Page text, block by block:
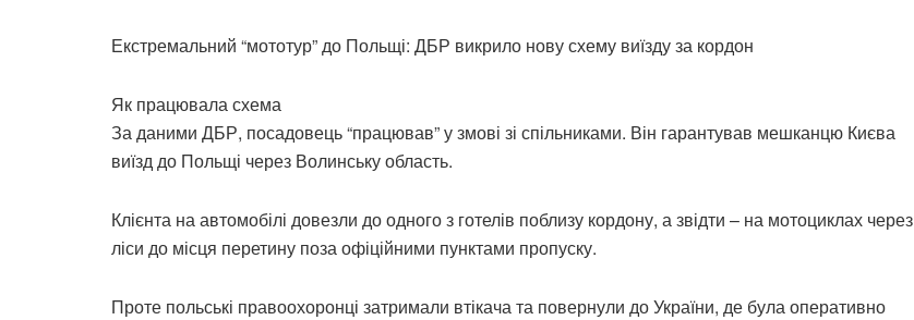
Екстремальний “мототур” до Польщі: ДБР викрило нову схему виїзду за кордон
Як працювала схема
За даними ДБР, посадовець “працював” у змові зі спільниками. Він гарантував мешканцю Києва
виїзд до Польщі через Волинську область.
Клієнта на автомобілі довезли до одного з готелів поблизу кордону, а звідти – на мотоциклах через
ліси до місця перетину поза офіційними пунктами пропуску.
Проте польські правоохоронці затримали втікача та повернули до України, де була оперативно